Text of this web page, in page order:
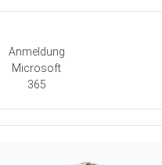
Anmeldung
Microsoft
365